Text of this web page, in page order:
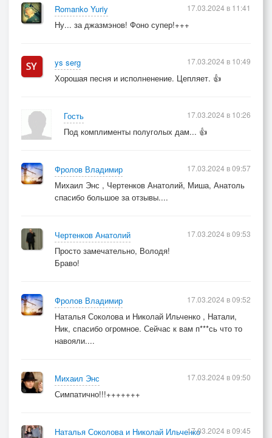
Romanko Yuriy
Ну... за джазмэнов! Фоно супер!+++
17.03.2024 в 11:41
ys serg
Хорошая песня и исполненение. Цепляет. 👍
17.03.2024 в 10:49
Гость
Под комплименты полуголых дам... 👍
17.03.2024 в 10:26
Фролов Владимир
Михаил Энс , Чертенков Анатолий, Миша, Анатоль
спасибо большое за отзывы....
17.03.2024 в 09:57
Чертенков Анатолий
Просто замечательно, Володя!
Браво!
17.03.2024 в 09:53
Фролов Владимир
Наталья Соколова и Николай Ильченко , Натали,
Ник, спасибо огромное. Сейчас к вам п***сь что то
навояли....
17.03.2024 в 09:52
Михаил Энс
Симпатично!!!+++++++
17.03.2024 в 09:50
Наталья Соколова и Николай Ильченко17.03.2024 в 09:45